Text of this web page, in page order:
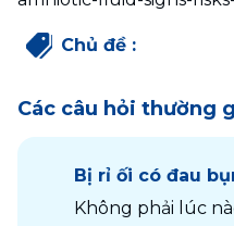
Chủ đề :
Các câu hỏi thường
Bị rỉ ối có đau
Không phải lúc